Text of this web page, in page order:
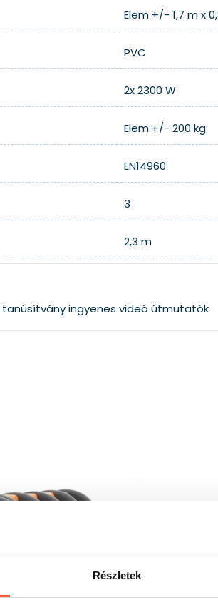
Részletek
Elem +/- 1,7 m x
PVC
2x 2300 W
Elem +/- 200 kg
EN14960
3
2,3 m
tanúsítványingyenes videó útmutatók